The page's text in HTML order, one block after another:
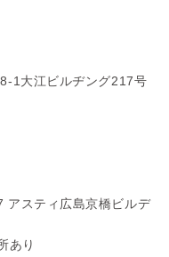
1大江ビルヂング217号
アスティ広島京橋ビルデ
あり